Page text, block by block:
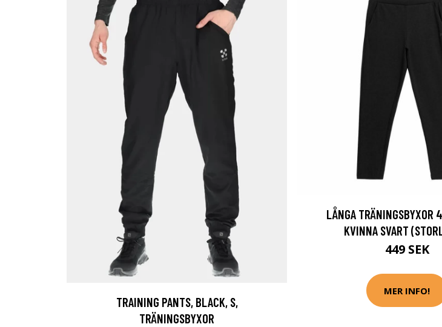
TRAINING PANTS, BLACK, S,
TRÄNINGSBYXOR
LÅNGA TRÄNINGSBYXOR
KVINNA SVART
449 SEK
MER INFO!